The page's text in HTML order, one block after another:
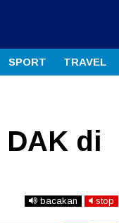
SPORT TRAVEL
di
bacakan stop